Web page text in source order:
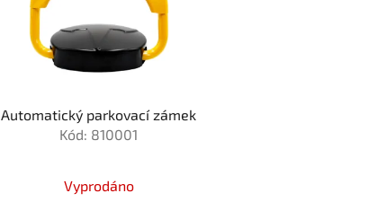
Automatický parkovací zámek
Kód: 810001
Vyprodáno